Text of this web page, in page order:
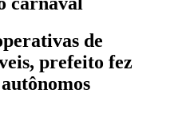
de
prefeito fez